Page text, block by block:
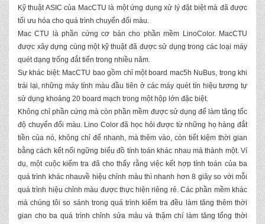
Kỹ thuật ASIC của MacCTU là một ứng dụng xử lý đặt biệt mà đã được
tối ưu hóa cho quá trình chuyển đổi màu.
Mac CTU là phần cứng cơ bản cho phần mềm LinoColor. MacCTU
được xây dựng cùng một kỹ thuật đã được sử dụng trong các loại máy
quét dạng trống đắt tiến trong nhiều năm.
Sự khác biệt: MacCTU bao gồm chỉ một board mac5h NuBus, trong khi
trái lại, những máy tính màu đầu tiên ở các máy quét tín hiệu tương tự
sử dụng khoảng 20 board mạch trong một hộp lớn đặc biệt.
Không chỉ phần cứng mà còn phần mềm được sử dụng để làm tăng tốc
độ chuyển đổi màu. Lino Color đã học hỏi được từ những họ hàng đắt
tiền của nó, không chỉ để nhanh, mà thêm vào, còn tiết kiệm thời gian
bằng cách kết nối ngững biểu đồ tính toán khác nhau mà thành một. Ví
dụ, một cuộc kiểm tra đã cho thấy rằng việc kết hợp tính toán của ba
quá trình khác nhauvề hiệu chỉnh màu thì nhanh hơn 8 giây so với mỗi
quá trình hiệu chỉnh màu được thực hiện riêng rẻ. Các phần mềm khác
mà chúng tôi so sánh trong quá trình kiểm tra đều làm tăng thêm thời
gian cho ba quá trình chỉnh sửa màu và thậm chí làm tăng tổng thời